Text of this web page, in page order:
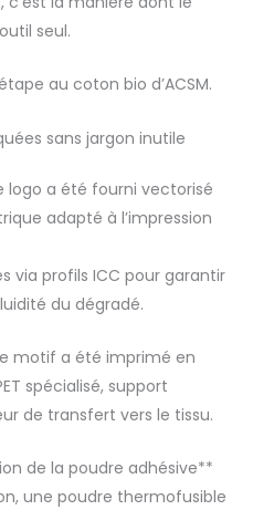
seul.
au coton bio d’ACSM.
sans jargon inutile
logo a été fourni vectorisé
adapté à l’impression
via profils ICC pour garantir
du dégradé.
motif a été imprimé en
spécialisé, support
de transfert vers le tissu.
de la poudre adhésive**
une poudre thermofusible